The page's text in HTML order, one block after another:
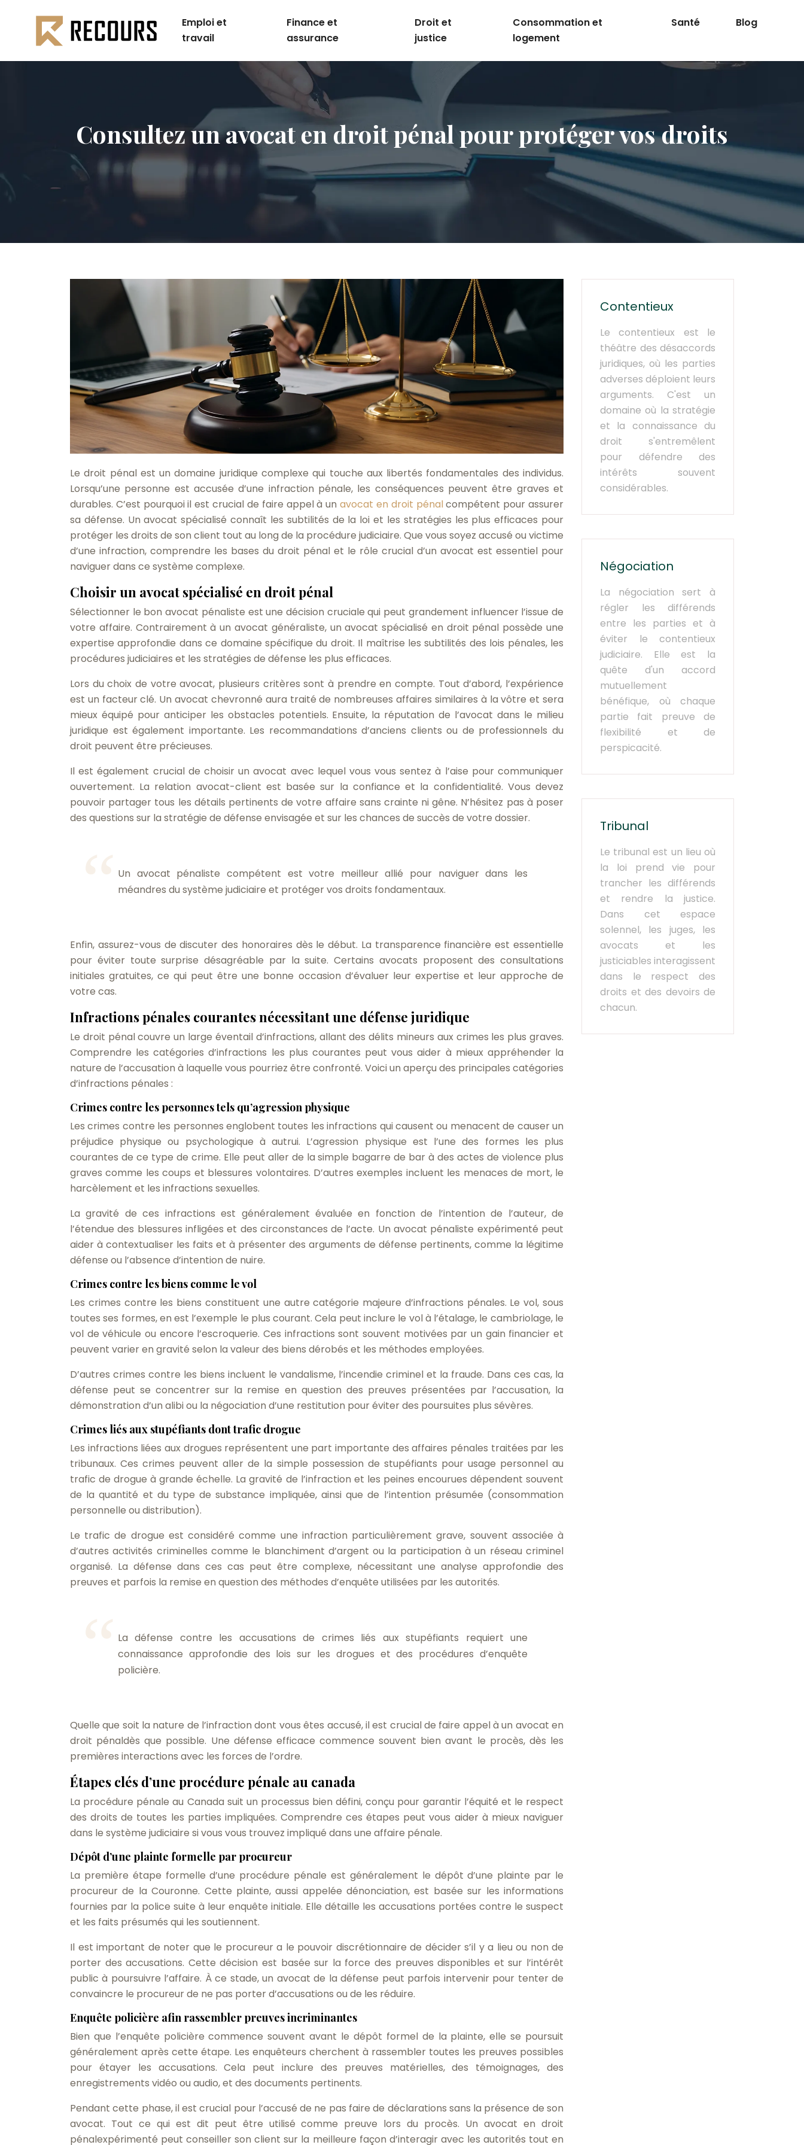
Emploi et
travail
Finance et
assurance
Droit et
justice
Consommation et
logement
Santé Blog
Consultez un avocat en droit pénal pour protéger vos droits
Le droit pénal est un domaine juridique complexe qui touche aux libertés fondamentales des individus.
Lorsqu’une personne est accusée d’une infraction pénale, les conséquences peuvent être graves et
durables. C’est pourquoi il est crucial de faire appel à unavocat en droit pénalcompétent pour assurer
sa défense. Un avocat spécialisé connaît les subtilités de la loi et les stratégies les plus efficaces pour
protéger les droits de son client tout au long de la procédure judiciaire. Que vous soyez accusé ou victime
d’une infraction, comprendre les bases du droit pénal et le rôle crucial d’un avocat est essentiel pour
naviguer dans ce système complexe.
Choisir un avocat spécialisé en droit pénal
Sélectionner le bon avocat pénaliste est une décision cruciale qui peut grandement influencer l’issue de
votre affaire. Contrairement à un avocat généraliste, un avocat spécialisé en droit pénal possède une
expertise approfondie dans ce domaine spécifique du droit. Il maîtrise les subtilités des lois pénales, les
procédures judiciaires et les stratégies de défense les plus efficaces.
Lors du choix de votre avocat, plusieurs critères sont à prendre en compte. Tout d’abord, l’expérience
est un facteur clé. Un avocat chevronné aura traité de nombreuses affaires similaires à la vôtre et sera
mieux équipé pour anticiper les obstacles potentiels. Ensuite, la réputation de l’avocat dans le milieu
juridique est également importante. Les recommandations d’anciens clients ou de professionnels du
droit peuvent être précieuses.
Il est également crucial de choisir un avocat avec lequel vous vous sentez à l’aise pour communiquer
ouvertement. La relation avocat-client est basée sur la confiance et la confidentialité. Vous devez
pouvoir partager tous les détails pertinents de votre affaire sans crainte ni gêne. N’hésitez pas à poser
des questions sur la stratégie de défense envisagée et sur les chances de succès de votre dossier.
Un avocat pénaliste compétent est votre meilleur allié pour naviguer dans les
méandres du système judiciaire et protéger vos droits fondamentaux.
Enfin, assurez-vous de discuter des honoraires dès le début. La transparence financière est essentielle
pour éviter toute surprise désagréable par la suite. Certains avocats proposent des consultations
initiales gratuites, ce qui peut être une bonne occasion d’évaluer leur expertise et leur approche de
votre cas.
Infractions pénales courantes nécessitant une défense juridique
Le droit pénal couvre un large éventail d’infractions, allant des délits mineurs aux crimes les plus graves.
Comprendre les catégories d’infractions les plus courantes peut vous aider à mieux appréhender la
nature de l’accusation à laquelle vous pourriez être confronté. Voici un aperçu des principales catégories
d’infractions pénales :
Crimes contre les personnes tels qu’agression physique
Les crimes contre les personnes englobent toutes les infractions qui causent ou menacent de causer un
préjudice physique ou psychologique à autrui. L’agression physique est l’une des formes les plus
courantes de ce type de crime. Elle peut aller de la simple bagarre de bar à des actes de violence plus
graves comme les coups et blessures volontaires. D’autres exemples incluent les menaces de mort, le
harcèlement et les infractions sexuelles.
La gravité de ces infractions est généralement évaluée en fonction de l’intention de l’auteur, de
l’étendue des blessures infligées et des circonstances de l’acte. Un avocat pénaliste expérimenté peut
aider à contextualiser les faits et à présenter des arguments de défense pertinents, comme la légitime
défense ou l’absence d’intention de nuire.
Crimes contre les biens comme le vol
Les crimes contre les biens constituent une autre catégorie majeure d’infractions pénales. Le vol, sous
toutes ses formes, en est l’exemple le plus courant. Cela peut inclure le vol à l’étalage, le cambriolage, le
vol de véhicule ou encore l’escroquerie. Ces infractions sont souvent motivées par un gain financier et
peuvent varier en gravité selon la valeur des biens dérobés et les méthodes employées.
D’autres crimes contre les biens incluent le vandalisme, l’incendie criminel et la fraude. Dans ces cas, la
défense peut se concentrer sur la remise en question des preuves présentées par l’accusation, la
démonstration d’un alibi ou la négociation d’une restitution pour éviter des poursuites plus sévères.
Crimes liés aux stupéfiants dont trafic drogue
Les infractions liées aux drogues représentent une part importante des affaires pénales traitées par les
tribunaux. Ces crimes peuvent aller de la simple possession de stupéfiants pour usage personnel au
trafic de drogue à grande échelle. La gravité de l’infraction et les peines encourues dépendent souvent
de la quantité et du type de substance impliquée, ainsi que de l’intention présumée (consommation
personnelle ou distribution).
Le trafic de drogue est considéré comme une infraction particulièrement grave, souvent associée à
d’autres activités criminelles comme le blanchiment d’argent ou la participation à un réseau criminel
organisé. La défense dans ces cas peut être complexe, nécessitant une analyse approfondie des
preuves et parfois la remise en question des méthodes d’enquête utilisées par les autorités.
La défense contre les accusations de crimes liés aux stupéfiants requiert une
connaissance approfondie des lois sur les drogues et des procédures d’enquête
policière.
Quelle que soit la nature de l’infraction dont vous êtes accusé, il est crucial de faire appel à un avocat en
droit pénaldès que possible. Une défense efficace commence souvent bien avant le procès, dès les
premières interactions avec les forces de l’ordre.
Étapes clés d’une procédure pénale au canada
La procédure pénale au Canada suit un processus bien défini, conçu pour garantir l’équité et le respect
des droits de toutes les parties impliquées. Comprendre ces étapes peut vous aider à mieux naviguer
dans le système judiciaire si vous vous trouvez impliqué dans une affaire pénale.
Dépôt d’une plainte formelle par procureur
La première étape formelle d’une procédure pénale est généralement le dépôt d’une plainte par le
procureur de la Couronne. Cette plainte, aussi appelée dénonciation, est basée sur les informations
fournies par la police suite à leur enquête initiale. Elle détaille les accusations portées contre le suspect
et les faits présumés qui les soutiennent.
Il est important de noter que le procureur a le pouvoir discrétionnaire de décider s’il y a lieu ou non de
porter des accusations. Cette décision est basée sur la force des preuves disponibles et sur l’intérêt
public à poursuivre l’affaire. À ce stade, un avocat de la défense peut parfois intervenir pour tenter de
convaincre le procureur de ne pas porter d’accusations ou de les réduire.
Enquête policière afin rassembler preuves incriminantes
Bien que l’enquête policière commence souvent avant le dépôt formel de la plainte, elle se poursuit
généralement après cette étape. Les enquêteurs cherchent à rassembler toutes les preuves possibles
pour étayer les accusations. Cela peut inclure des preuves matérielles, des témoignages, des
enregistrements vidéo ou audio, et des documents pertinents.
Pendant cette phase, il est crucial pour l’accusé de ne pas faire de déclarations sans la présence de son
avocat. Tout ce qui est dit peut être utilisé comme preuve lors du procès. Un avocat en droit
pénalexpérimenté peut conseiller son client sur la meilleure façon d’interagir avec les autorités tout en
Contentieux
Le contentieux est le
théâtre des désaccords
juridiques, où les parties
adverses déploient leurs
arguments. C'est un
domaine où la stratégie
et la connaissance du
droit s'entremêlent
pour défendre des
intérêts souvent
considérables.
Négociation
La négociation sert à
régler les différends
entre les parties et à
éviter le contentieux
judiciaire. Elle est la
quête d'un accord
mutuellement
bénéfique, où chaque
partie fait preuve de
flexibilité et de
perspicacité.
Tribunal
Le tribunal est un lieu où
la loi prend vie pour
trancher les différends
et rendre la justice.
Dans cet espace
solennel, les juges, les
avocats et les
justiciables interagissent
dans le respect des
droits et des devoirs de
chacun.